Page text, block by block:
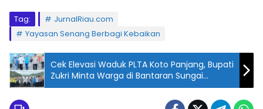
Tag:
JurnalRiau.com
Yayasan Senang Berbagi Kebaikan
Cek Elevasi Waduk PLTA Koto Panjang, Bupati
Zukri Minta Warga di Bantaran Sungai
Kampar Tetap Waspada